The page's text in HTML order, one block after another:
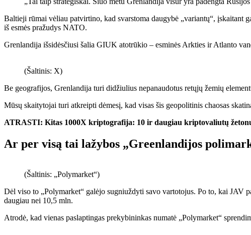
Baltieji rūmai vėliau patvirtino, kad svarstoma daugybė „variantų“, įskaitant
iš esmės pražudys NATO.
Grenlandija išsidėsčiusi šalia GIUK atotrūkio – esminės Arkties ir Atlanto
(Šaltinis: X)
Be geografijos, Grenlandija turi didžiulius nepanaudotus retųjų žemių
Mūsų skaitytojai turi atkreipti dėmesį, kad visas šis geopolitinis chaosas
ATRASTI: Kitas 1000X kriptografija: 10 ir daugiau kriptovaliutų
Ar per visą tai lažybos „Greenlandijos
(Šaltinis: „Polymarket“)
Dėl viso to „Polymarket“ galėjo sugniuždyti savo vartotojus. Po to, kai JAV
daugiau nei 10,5 mln.
Atrodė, kad vienas paslaptingas prekybininkas numatė „Polymarket“